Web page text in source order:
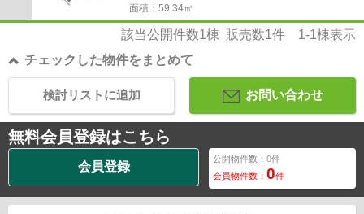
面積：59.34㎡
該当公開件数1棟 販売数1件 1-1棟表示
チェックした物件をまとめて
お問い合わせ
検討リストに追加
無料会員登録はこちら
会員登録
公開物件数： 0件
会員物件数： 0件